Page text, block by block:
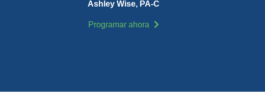
Ashley Wise, PA-C
Programar ahora